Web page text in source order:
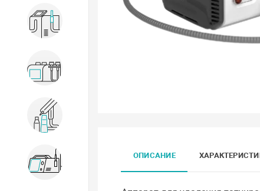
Для охлаждения кожи
Оборудование для удаления
ОПИСАНИЕ